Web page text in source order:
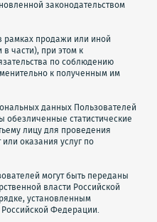
законодательством
рамках продажи или иной
части), при этом к
по соблюдению
к полученным им
данных Пользователей
статистические
лицу для проведения
оказания услуг по
могут быть переданы
власти Российской
установленным
Федерации.